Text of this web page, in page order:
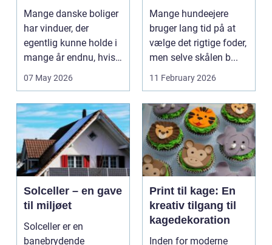
af dine gamle
rammer
Mange danske boliger
har vinduer, der
egentlig kunne holde i
mange år endnu, hvis
de fik den r...
07 May 2026
hund
Mange hundeejere
bruger lang tid på at
vælge det rigtige foder,
men selve skålen b...
11 February 2026
Solceller – en gave
til miljøet
Solceller er en
banebrydende
Print til kage: En
kreativ tilgang til
kagedekoration
Inden for moderne